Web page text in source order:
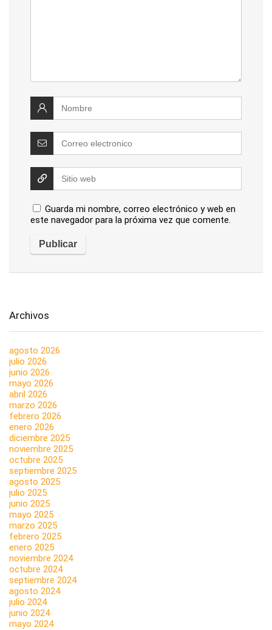
Guarda mi nombre, correo electrónico y web en
este navegador para la próxima vez que comente.
Archivos
agosto 2026
julio 2026
junio 2026
mayo 2026
abril 2026
marzo 2026
febrero 2026
enero 2026
diciembre 2025
noviembre 2025
octubre 2025
septiembre 2025
agosto 2025
julio 2025
junio 2025
mayo 2025
marzo 2025
febrero 2025
enero 2025
noviembre 2024
octubre 2024
septiembre 2024
agosto 2024
julio 2024
junio 2024
mayo 2024